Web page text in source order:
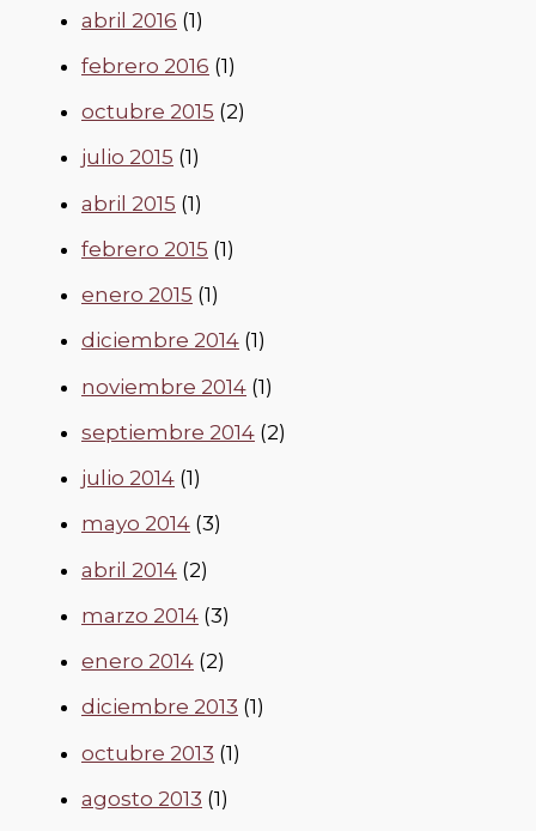
abril 2016 (1)
febrero 2016 (1)
octubre 2015 (2)
julio 2015 (1)
abril 2015 (1)
febrero 2015 (1)
enero 2015 (1)
diciembre 2014 (1)
noviembre 2014 (1)
septiembre 2014 (2)
julio 2014 (1)
mayo 2014 (3)
abril 2014 (2)
marzo 2014 (3)
enero 2014 (2)
diciembre 2013 (1)
octubre 2013 (1)
agosto 2013 (1)